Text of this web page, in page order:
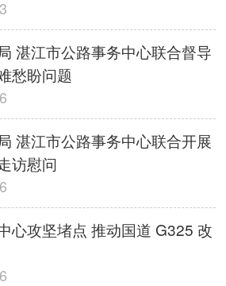
湛江市公路事务中心联合督导
愁盼问题
湛江市公路事务中心联合开展
访慰问
心攻坚堵点 推动国道 G325 改